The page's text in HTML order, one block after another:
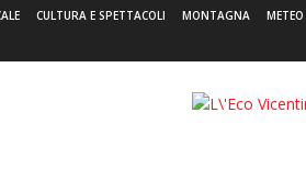
CULTURA E SPETTACOLI MONTAGNA METEO
L'Eco